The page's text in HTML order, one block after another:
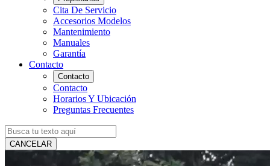
Cita De Servicio
Accesorios Modelos
Mantenimiento
Manuales
Garantía
Contacto
Contacto
Contacto
Horarios Y Ubicación
Preguntas Frecuentes
CANCELAR